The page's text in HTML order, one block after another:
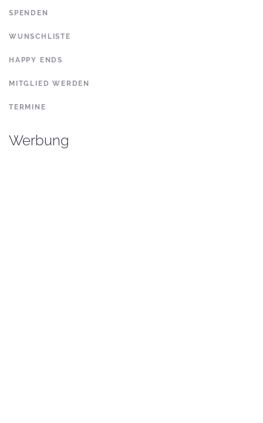
SPENDEN
WUNSCHLISTE
HAPPY ENDS
MITGLIED WERDEN
TERMINE
Werbung